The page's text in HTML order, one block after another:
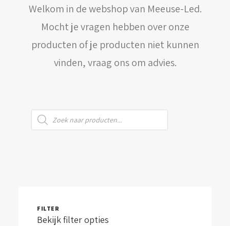
LOGIN / REGISTER
WINKELWAGEN
Welkom in de webshop van Meeuse-Led.
Mocht je vragen hebben over onze
producten of je producten niet kunnen
vinden, vraag ons om advies.
Producten
zoeken
FILTER
Bekijk filter opties